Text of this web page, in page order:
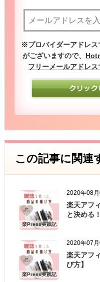
※プロバイダーアドレス
がございますので、
フリーメールアドレス
この記事に関連
楽Press実践記
2020年08月
楽天アフ
と決める！
楽Press実践記
2020年07月
楽天アフ
び方】